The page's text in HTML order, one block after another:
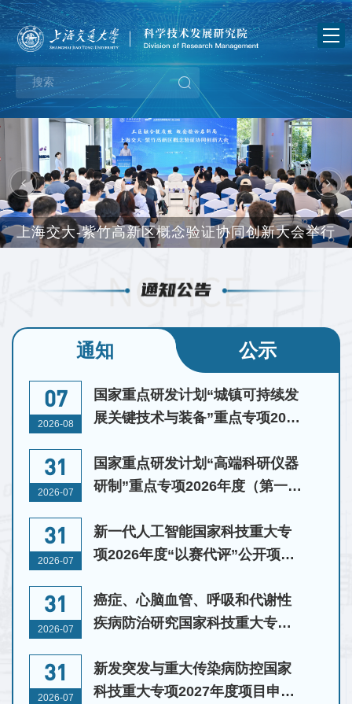
首
页
关
于
我
们
新
闻
中
心
业
务
指
南
政
策
法
通
知
下
心
工
事
致敬！5位交大人入选上海市“最美科技工作者”
通知 公示
07
2026-08
国家重点研发计划“城镇可持续发
展关键技术与装备”重点专项2026
31
2026-07
国家重点研发计划“高端科研仪器
研制”重点专项2026年度（第一
31
2026-07
新一代人工智能国家科技重大专
项2026年度“以赛代评”公开项目
31
2026-07
癌症、心脑血管、呼吸和代谢性
疾病防治研究国家科技重大专项
31
2026-07
新发突发与重大传染病防控国家
科技重大专项2027年度项目申报